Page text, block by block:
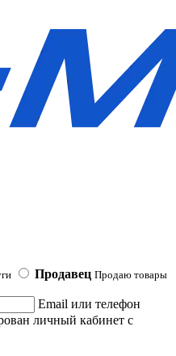
Продавец Продаю товары
Email или телефон
личный кабинет с